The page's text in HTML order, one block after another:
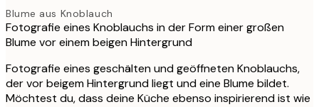
Blume aus Knoblauch
Fotografie eines Knoblauchs in der Form einer großen
Blume vor einem beigen Hintergrund
Fotografie eines geschälten und geöffneten Knoblauchs,
der vor beigem Hintergrund liegt und eine Blume bildet.
Möchtest du, dass deine Küche ebenso inspirierend ist wie